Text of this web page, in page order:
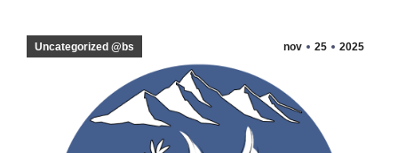
nov 25 2025
Uncategorized @bs